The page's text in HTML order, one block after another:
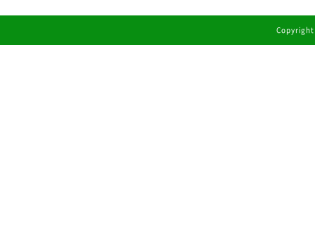
Copyright